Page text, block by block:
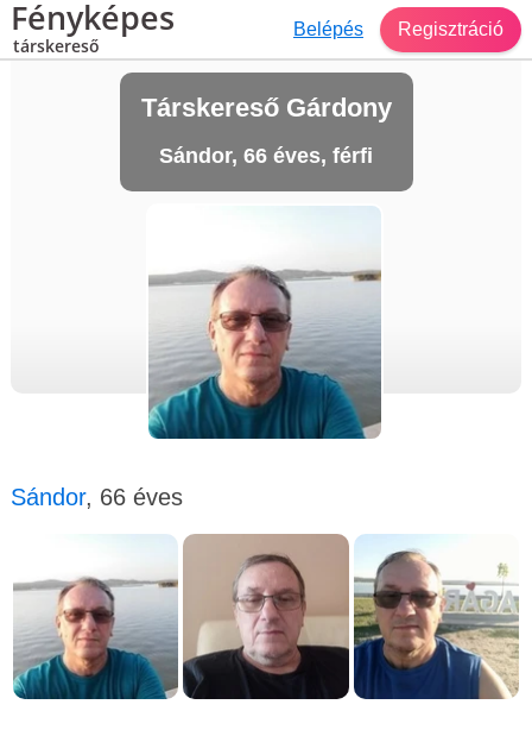
Fényképes
társkereső
Belépés Regisztráció
Társkereső Gárdony
Sándor, 66 éves, férfi
Sándor, 66 éves